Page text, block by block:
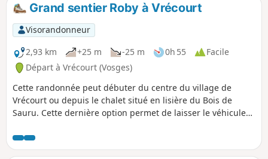
Grand sentier Roby à Vrécourt
Visorandonneur
2,93 km
+25 m -25 m 0h 55
Facile
Départ à Vrécourt (Vosges)
Cette randonnée peut débuter du centre du village de
Vrécourt ou depuis le chalet situé en lisière du Bois de
Sauru. Cette dernière option permet de laisser le véhicule
trop forte, de ne réaliser que la partie ombragée. Elle
emprunte dans sa première partie le Petit Sentier Roby.